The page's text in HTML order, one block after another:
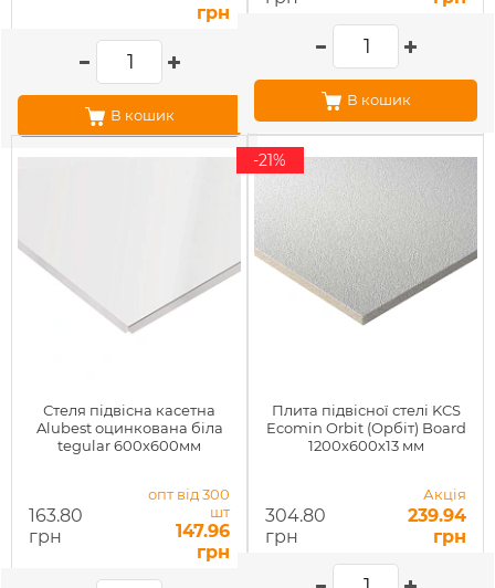
грн
В кошик
В кошик
Стеля підвісна касетна
Alubest оцинкована біла
tegular 600х600мм
163.80
грн
опт від 300
шт
147.96
грн
Плита підвісної стелі KCS
Ecomin Orbit (Орбіт) Board
1200х600х13 мм
-21%
304.80
грн
Акція
239.94
грн